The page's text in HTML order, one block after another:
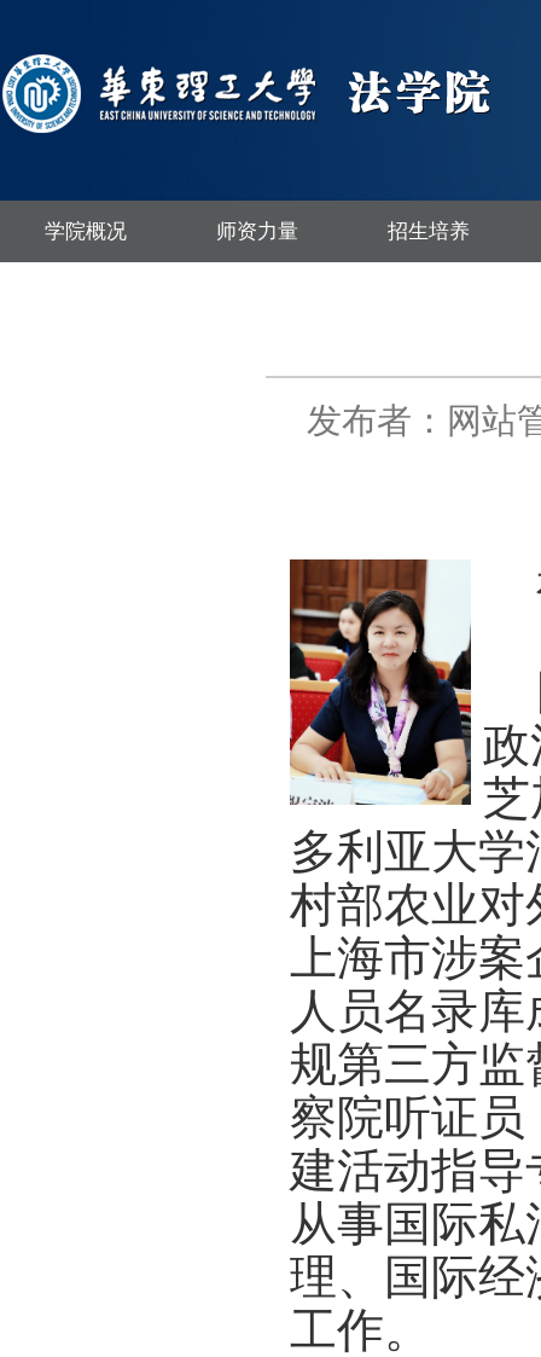
学院概况 师资力量 招生培养
发布者：网站
多利亚大
村部农业对
上海市涉
人员名录
规第三方
察院听证
建活动指
从事国际
理、国际经
工作。